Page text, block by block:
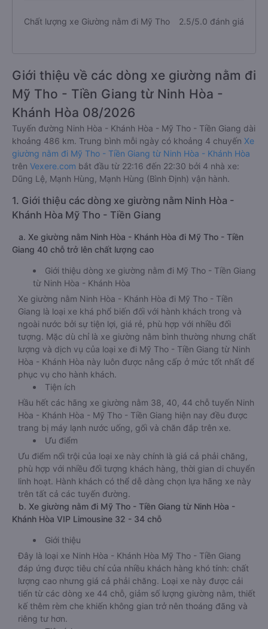
Chất lượng xe Giường nằm đi Mỹ Tho 2.5/5.0 đánh giá
Giới thiệu về các dòng xe giường nằm đi
Mỹ Tho - Tiền Giang từ Ninh Hòa -
Khánh Hòa 08/2026
Tuyến đường Ninh Hòa - Khánh Hòa - Mỹ Tho - Tiền Giang dài
khoảng 486 km. Trung bình mỗi ngày có khoảng 4 chuyến Xe
giường nằm đi Mỹ Tho - Tiền Giang từ Ninh Hòa - Khánh Hòa
trên Vexere.com bắt đầu từ 22:16 đến 22:30 bởi 4 nhà xe:
Dũng Lệ, Mạnh Hùng, Mạnh Hùng (Bình Định) vận hành.
1. Giới thiệu các dòng xe giường nằm Ninh Hòa -
Khánh Hòa Mỹ Tho - Tiền Giang
a. Xe giường nằm Ninh Hòa - Khánh Hòa đi Mỹ Tho - Tiền
Giang 40 chỗ trở lên chất lượng cao
Giới thiệu dòng xe giường nằm đi Mỹ Tho - Tiền Giang
từ Ninh Hòa - Khánh Hòa
Xe giường nằm Ninh Hòa - Khánh Hòa đi Mỹ Tho - Tiền
Giang là loại xe khá phổ biến đối với hành khách trong và
ngoài nước bởi sự tiện lợi, giá rẻ, phù hợp với nhiều đối
tượng. Mặc dù chỉ là xe giường nằm bình thường nhưng chất
lượng và dịch vụ của loại xe đi Mỹ Tho - Tiền Giang từ Ninh
Hòa - Khánh Hòa này luôn được nâng cấp ở mức tốt nhất để
phục vụ cho hành khách.
Tiện ích
Hầu hết các hãng xe giường nằm 38, 40, 44 chỗ tuyến Ninh
Hòa - Khánh Hòa - Mỹ Tho - Tiền Giang hiện nay đều được
trang bị máy lạnh nước uống, gối và chăn đắp trên xe.
Ưu điểm
Ưu điểm nổi trội của loại xe này chính là giá cả phải chăng,
phù hợp với nhiều đối tượng khách hàng, thời gian di chuyển
linh hoạt. Hành khách có thể dễ dàng chọn lựa hãng xe này
trên tất cả các tuyến đường.
b. Xe giường nằm đi Mỹ Tho - Tiền Giang từ Ninh Hòa -
Khánh Hòa VIP Limousine 32 - 34 chỗ
Giới thiệu
Đây là loại xe Ninh Hòa - Khánh Hòa Mỹ Tho - Tiền Giang
đáp ứng được tiêu chí của nhiều khách hàng khó tính: chất
lượng cao nhưng giá cả phải chăng. Loại xe này được cải
tiến từ các dòng xe 44 chỗ, giảm số lượng giường nằm, thiết
kế thêm rèm che khiến không gian trở nên thoáng đãng và
riêng tư hơn.